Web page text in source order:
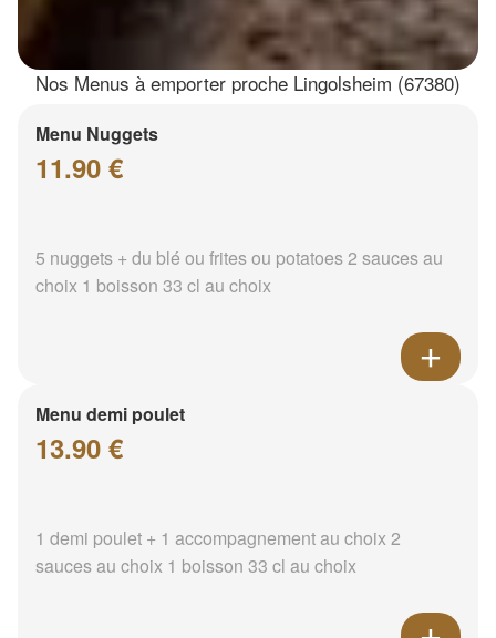
Nos Menus à emporter proche Lingolsheim (67380)
Menu Nuggets
11.90 €
5 nuggets + du blé ou frites ou potatoes 2 sauces au
choix 1 boisson 33 cl au choix
Menu demi poulet
13.90 €
1 demi poulet + 1 accompagnement au choix 2
sauces au choix 1 boisson 33 cl au choix